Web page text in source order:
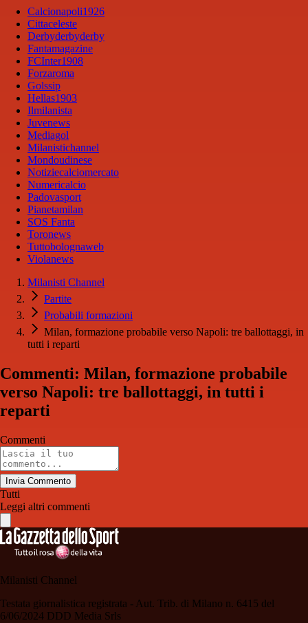
Calcionapoli1926
Cittaceleste
Derbyderbyderby
Fantamagazine
FCInter1908
Forzaroma
Golssip
Hellas1903
Ilmilanista
Juvenews
Mediagol
Milanistichannel
Mondoudinese
Notiziecalciomercato
Numericalcio
Padovasport
Pianetamilan
SOS Fanta
Toronews
Tuttobolognaweb
Violanews
Milanisti Channel
Partite
Probabili formazioni
Milan, formazione probabile verso Napoli: tre ballottaggi, in
tutti i reparti
Commenti: Milan, formazione probabile
verso Napoli: tre ballottaggi, in tutti i
reparti
Commenti
Invia Commento
Tutti
Leggi altri commenti
Milanisti Channel
Testata giornalistica registrata - Aut. Trib. di Milano n. 6415 del
6/06/2024 DDD Media Srls